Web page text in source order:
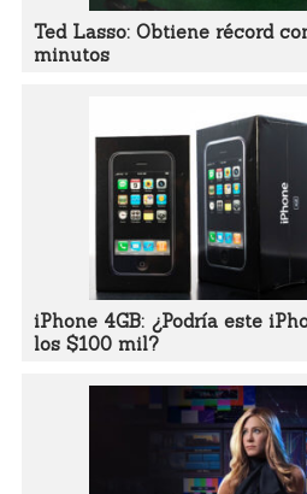
Ted Lasso: Obtiene récord
minutos
iPhone 4GB: ¿Podría este
los $100 mil?